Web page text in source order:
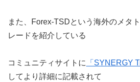
また、Forex-TSDという海外のメタ
レードを紹介している
コミュニティサイトに 「SYNERGY
してより詳細に記載されて